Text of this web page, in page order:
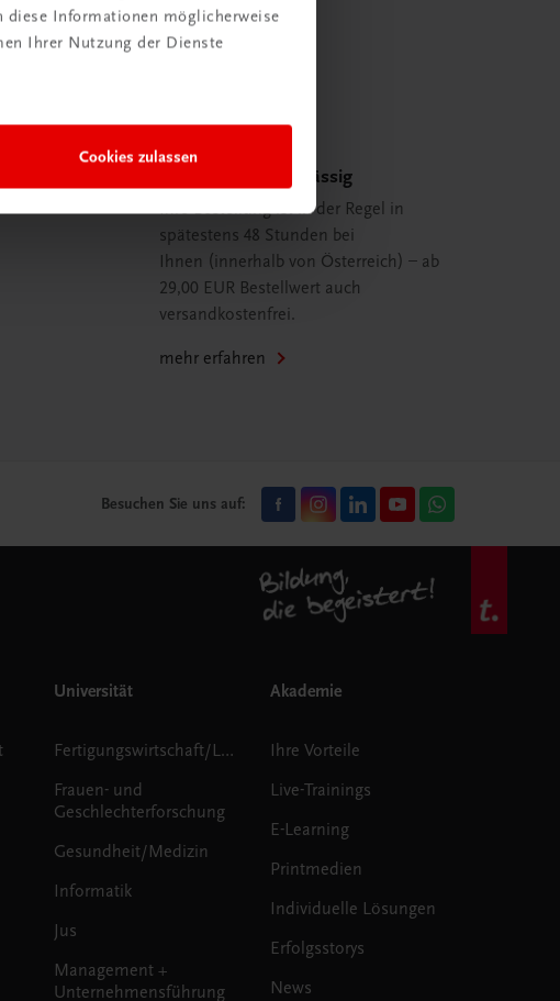
diese Informationen möglicherweise
Ihrer Nutzung der Dienste
Cookies zulassen
Schnell und zuverlässig
Ihre Bestellung ist in der Regel in
spätestens 48 Stunden bei
Ihnen (innerhalb von Österreich) – ab
29,00 EUR Bestellwert auch
versandkostenfrei.
mehr erfahren
Besuchen Sie uns auf:
Universität
Fertigungswirtschaft/Logistik
Frauen- und
Geschlechterforschung
Gesundheit/Medizin
Informatik
Jus
Management +
Unternehmensführung
Akademie
Ihre Vorteile
Live-Trainings
E-Learning
Printmedien
Individuelle Lösungen
Erfolgsstorys
News